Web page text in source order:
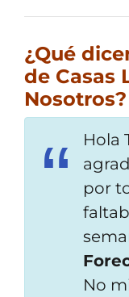
¿Qué
de Casas
Nosotros?
Hola
por
No